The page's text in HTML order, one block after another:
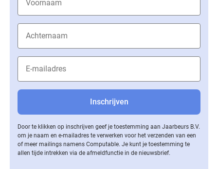
Door te klikken op inschrijven geef je toestemming aan Jaarbeurs B.V.
om je naam en e-mailadres te verwerken voor het verzenden van een
of meer mailings namens Computable. Je kunt je toestemming te
allen tijde intrekken via de af­meld­func­tie in de nieuwsbrief.